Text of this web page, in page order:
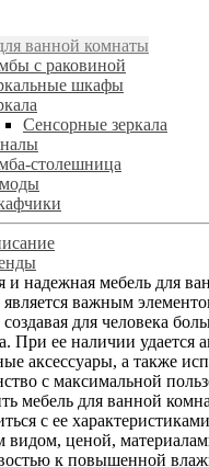
ванной комнаты
с раковиной
шкафы
Сенсорные зеркала
столешница
и надежная мебель для
важным
для человека
При ее наличии удается
аксессуары, а также
с максимальной
мебель для ванной
с ее
ценой,
к повышенной